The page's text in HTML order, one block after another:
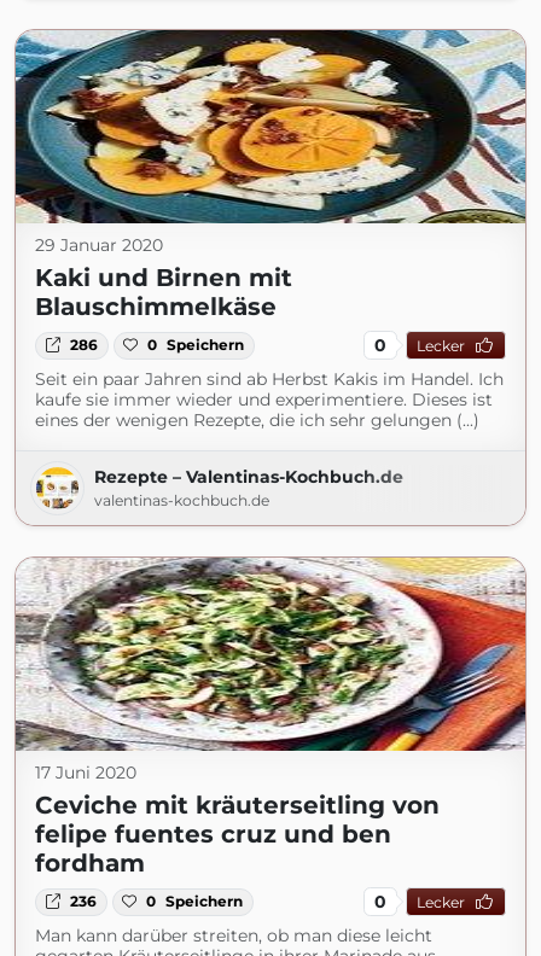
29 Januar 2020
Kaki und Birnen mit
Blauschimmelkäse
286 0 Speichern 0 Lecker
Seit ein paar Jahren sind ab Herbst Kakis im Handel. Ich
kaufe sie immer wieder und experimentiere. Dieses ist
eines der wenigen Rezepte, die ich sehr gelungen (...)
Rezepte – Valentinas-Kochbuch.de
valentinas-kochbuch.de
17 Juni 2020
Ceviche mit kräuterseitling von
felipe fuentes cruz und ben
fordham
236 0 Speichern 0 Lecker
Man kann darüber streiten, ob man diese leicht